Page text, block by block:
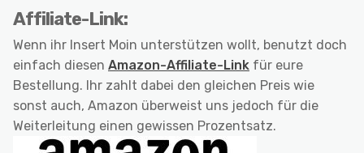
Affiliate-Link:
Wenn ihr Insert Moin unterstützen wollt, benutzt doch
einfach diesen Amazon-Affiliate-Link für eure
Bestellung. Ihr zahlt dabei den gleichen Preis wie
sonst auch, Amazon überweist uns jedoch für die
Weiterleitung einen gewissen Prozentsatz.